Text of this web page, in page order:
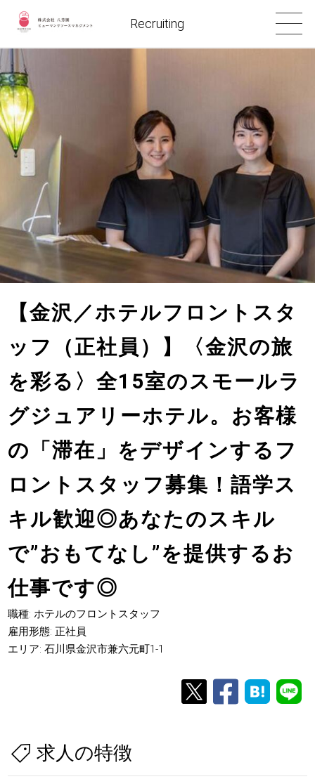
Recruiting
【金沢／ホテルフロントスタ
ッフ（正社員）】〈金沢の旅
を彩る〉全15室のスモールラ
グジュアリーホテル。お客様
の「滞在」をデザインするフ
ロントスタッフ募集！語学ス
キル歓迎◎あなたのスキル
で”おもてなし”を提供するお
仕事です◎
職種: ホテルのフロントスタッフ
雇用形態: 正社員
エリア: 石川県金沢市兼六元町1-1
求人の特徴